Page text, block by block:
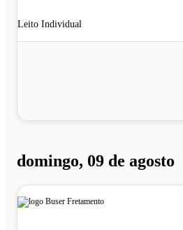
Leito Individual
domingo, 09 de agosto